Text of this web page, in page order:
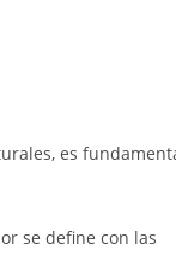
es
se define con las